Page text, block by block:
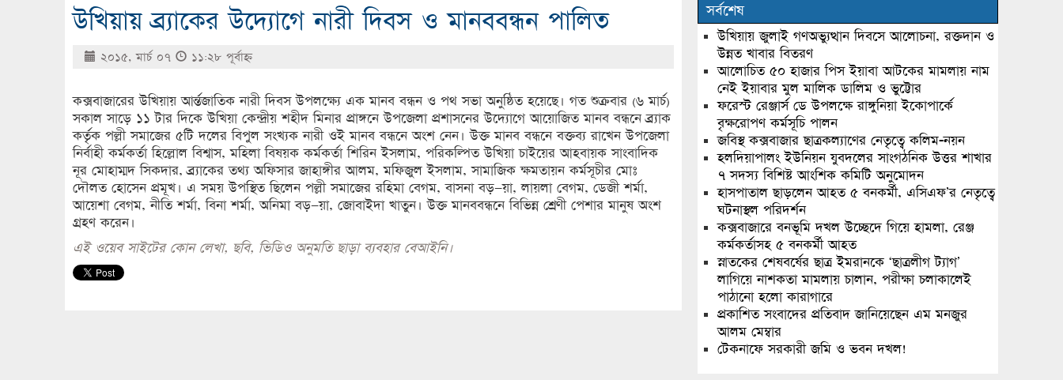
উখিয়ায় ব্র্যাকের উদ্যোগে নারী দিবস ও মানববন্ধন পালিত
২০১৫, মার্চ ০৭ ১১:২৮ পূর্বাহ্ণ
কক্সবাজারের উখিয়ায় আর্ন্তজাতিক নারী দিবস উপলক্ষ্যে এক মানব বন্ধন ও পথ সভা অনুষ্ঠিত হয়েছে। গত শুক্রবার (৬ মার্চ)
সকাল সাড়ে ১১ টার দিকে উখিয়া কেন্দ্রীয় শহীদ মিনার প্রাঙ্গনে উপজেলা প্রশাসনের উদ্যোগে আয়োজিত মানব বন্ধনে ব্র্যাক
কর্তৃক পল্লী সমাজের ৫টি দলের বিপুল সংখ্যক নারী ওই মানব বন্ধনে অংশ নেন। উক্ত মানব বন্ধনে বক্তব্য রাখেন উপজেলা
নির্বাহী কর্মকর্তা হিল্লোল বিশ্বাস, মহিলা বিষয়ক কর্মকর্তা শিরিন ইসলাম, পরিকল্পিত উখিয়া চাইয়ের আহবায়ক সাংবাদিক
নূর মোহাম্মদ সিকদার, ব্র্যাকের তথ্য অফিসার জাহাঙ্গীর আলম, মফিজুল ইসলাম, সামাজিক ক্ষমতায়ন কর্মসূচীর মোঃ
দৌলত হোসেন প্রমূখ। এ সময় উপস্থিত ছিলেন পল্লী সমাজের রহিমা বেগম, বাসনা বড়–য়া, লায়লা বেগম, ডেজী শর্মা,
আয়েশা বেগম, নীতি শর্মা, বিনা শর্মা, অনিমা বড়–য়া, জোবাইদা খাতুন। উক্ত মানববন্ধনে বিভিন্ন শ্রেণী পেশার মানুষ অংশ
গ্রহণ করেন।
এই ওয়েব সাইটের কোন লেখা, ছবি, ভিডিও অনুমতি ছাড়া ব্যবহার বেআইনি।
সর্বশেষ
উখিয়ায় জুলাই গণঅভ্যুত্থান দিবসে আলোচনা, রক্তদান ও
উন্নত খাবার বিতরণ
আলোচিত ৫০ হাজার পিস ইয়াবা আটকের মামলায় নাম
নেই ইয়াবার মুল মালিক ডালিম ও ভুট্টোর
ফরেস্ট রেঞ্জার্স ডে উপলক্ষে রাঙ্গুনিয়া ইকোপার্কে
বৃক্ষরোপণ কর্মসূচি পালন
জবিস্থ কক্সবাজার ছাত্রকল্যাণের নেতৃত্বে কলিম-নয়ন
হলদিয়াপালং ইউনিয়ন যুবদলের সাংগঠনিক উত্তর শাখার
৭ সদস্য বিশিষ্ট আংশিক কমিটি অনুমোদন
হাসপাতাল ছাড়লেন আহত ৫ বনকর্মী, এসিএফ’র নেতৃত্বে
ঘটনাস্থল পরিদর্শন
কক্সবাজারে বনভূমি দখল উচ্ছেদে গিয়ে হামলা, রেঞ্জ
কর্মকর্তাসহ ৫ বনকর্মী আহত
স্নাতকের শেষবর্ষের ছাত্র ইমরানকে ‘ছাত্রলীগ ট্যাগ’
লাগিয়ে নাশকতা মামলায় চালান, পরীক্ষা চলাকালেই
পাঠানো হলো কারাগারে
প্রকাশিত সংবাদের প্রতিবাদ জানিয়েছেন এম মনজুর
আলম মেম্বার
টেকনাফে সরকারী জমি ও ভবন দখল!